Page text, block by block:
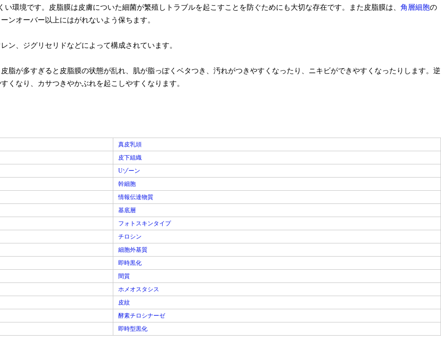
環境です。皮脂膜は皮膚についた細菌が繁殖しトラブルを起こすことを防ぐためにも大切な存在です。また皮脂膜は、 角層細胞の
ンオーバー以上にはがれないよう保ちます。
ン、ジグリセリドなどによって構成されています。
脂が多すぎると皮脂膜の状態が乱れ、肌が脂っぽくベタつき、汚れがつきやすくなったり、ニキビができやすくなったりします。逆
くなり、カサつきやかぶれを起こしやすくなります。
真皮乳頭
皮下組織
Uゾーン
幹細胞
情報伝達物質
基底層
フォトスキンタイプ
チロシン
細胞外基質
即時黒化
間質
ホメオスタシス
皮紋
酵素チロシナーゼ
即時型黒化